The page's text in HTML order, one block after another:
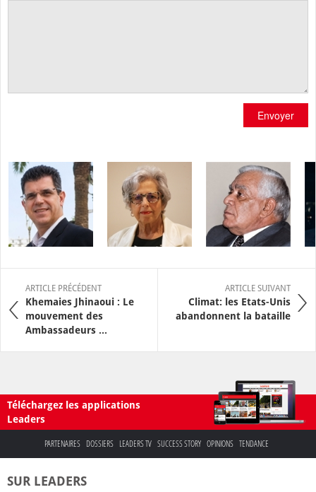
Envoyer
ARTICLE PRÉCÉDENT
Khemaies Jhinaoui : Le
mouvement des
Ambassadeurs ...
ARTICLE SUIVANT
Climat: les Etats-Unis
abandonnent la bataille
Téléchargez les applications
Leaders
PARTENAIRES DOSSIERS LEADERS TV SUCCESS STORY OPINIONS TENDANCE
SUR LEADERS